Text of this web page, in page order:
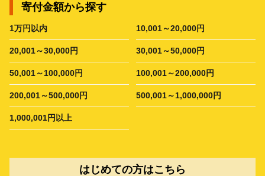
寄付金額から探す
1万円以内 10,001～20,000円
20,001～30,000円 30,001～50,000円
50,001～100,000円 100,001～200,000円
200,001～500,000円 500,001～1,000,000円
1,000,001円以上
はじめての方はこちら